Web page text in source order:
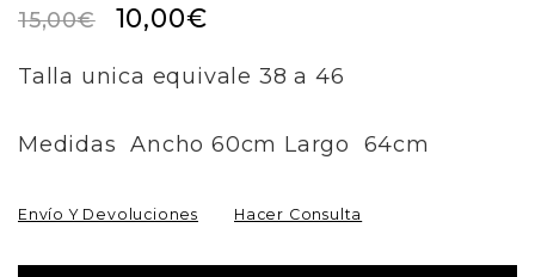
15,00€ 10,00€
Talla unica equivale 38 a 46
Medidas Ancho 60cm Largo 64cm
Envío Y Devoluciones Hacer Consulta